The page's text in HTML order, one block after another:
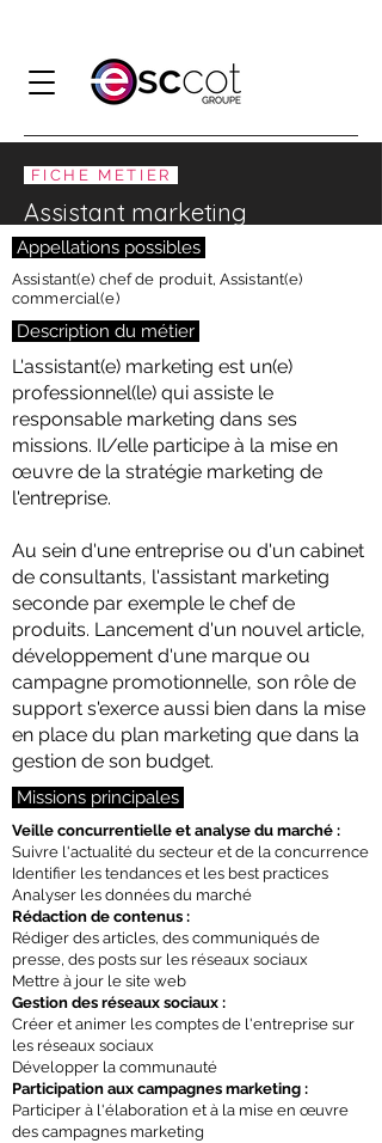
FICHE METIER
Assistant marketing
Appellations possibles
Assistant(e) chef de produit, Assistant(e)
commercial(e)
Description du métier
L'assistant(e) marketing est un(e)
professionnel(le) qui assiste le
responsable marketing dans ses
missions. Il/elle participe à la mise en
œuvre de la stratégie marketing de
l'entreprise.
Au sein d'une entreprise ou d'un cabinet
de consultants, l'assistant marketing
seconde par exemple le chef de
produits. Lancement d'un nouvel article,
développement d'une marque ou
campagne promotionnelle, son rôle de
support s'exerce aussi bien dans la mise
en place du plan marketing que dans la
gestion de son budget.
Missions principales
Veille concurrentielle et analyse du marché :
Suivre l'actualité du secteur et de la concurrence
Identifier les tendances et les best practices
Analyser les données du marché
Rédaction de contenus :
Rédiger des articles, des communiqués de
presse, des posts sur les réseaux sociaux
Mettre à jour le site web
Gestion des réseaux sociaux :
Créer et animer les comptes de l'entreprise sur
les réseaux sociaux
Développer la communauté
Participation aux campagnes marketing :
Participer à l'élaboration et à la mise en œuvre
des campagnes marketing